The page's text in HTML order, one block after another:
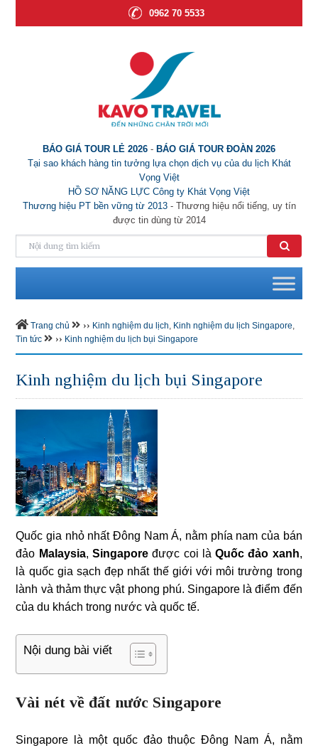
0962 70 5533
BÁO GIÁ TOUR LẺ 2026 - BÁO GIÁ TOUR ĐOÀN 2026
Tại sao khách hàng tin tưởng lựa chọn dịch vụ của du lịch Khát
Vọng Việt
HỒ SƠ NĂNG LỰC Công ty Khát Vọng Việt
Thương hiệu PT bền vững từ 2013- Thương hiệu nổi tiếng, uy tín
được tin dùng từ 2014
Trang chủ ›› Kinh nghiệm du lịch, Kinh nghiệm du lịch Singapore,
Tin tức
›› Kinh nghiệm du lịch bụi Singapore
Kinh nghiệm du lịch bụi Singapore
Quốc gia nhỏ nhất Đông Nam Á, nằm phía nam của bán
đảo Malaysia, Singapoređược coi làQuốc đảo xanh,
là quốc gia sạch đẹp nhất thế giới với môi trường trong
lành và thảm thực vật phong phú. Singapore là điểm đến
của du khách trong nước và quốc tế.
Nội dung bài viết
Vài nét về đất nước Singapore
Singapore là một quốc đảo thuộc Đông Nam Á, nằm